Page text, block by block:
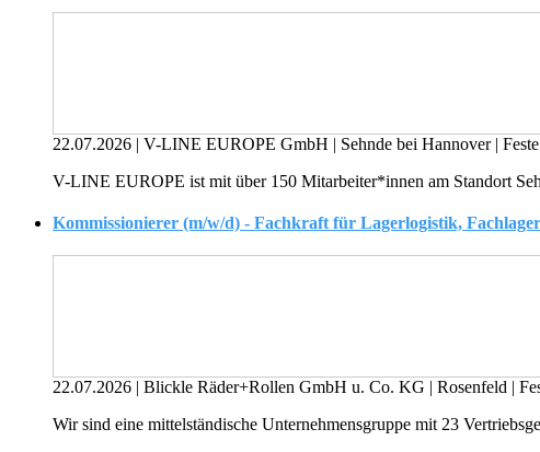
22.07.2026 | V-LINE EUROPE GmbH | Sehnde bei Hannover |
V-LINE EUROPE ist mit über 150 Mitarbeiter*innen am Standort
Kommissionierer (m/w/d) - Fachkraft für Lagerlogistik,
22.07.2026 | Blickle Räder+Rollen GmbH u. Co. KG | Rosenfeld |
Wir sind eine mittelständische Unternehmensgruppe mit 23